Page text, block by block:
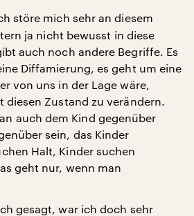
störe mich sehr an diesem
ja nicht bewusst in diese
auch noch andere Begriffe. Es
Diffamierung, es geht um eine
von uns in der Lage wäre,
diesen Zustand zu verändern.
auch dem Kind gegenüber
sein, das Kinder
Halt, Kinder suchen
geht nur, wenn man
gesagt, war ich doch sehr